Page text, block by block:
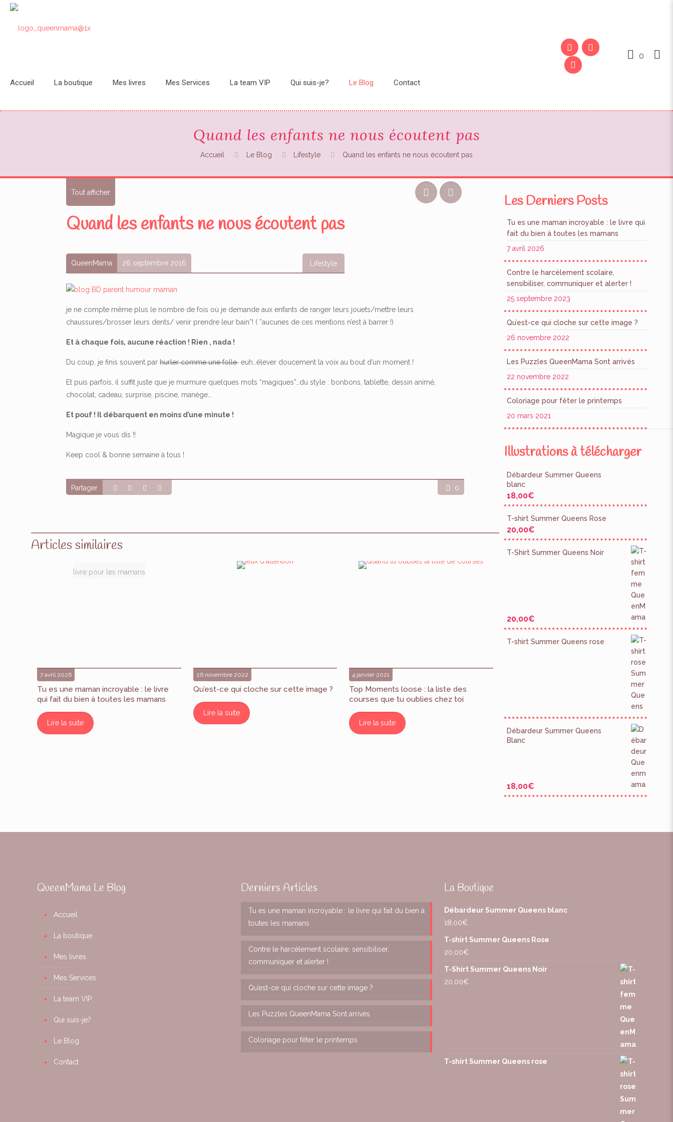
Accueil La boutique Mes livres Mes Services La team VIP Qui suis-je? Le Blog Contact
0
Quand les enfants ne nous écoutent pas
Accueil Le Blog Lifestyle Quand les enfants ne nous écoutent pas
Tout afficher
Quand les enfants ne nous écoutent pas
QueenMama 26 septembre 2016 Lifestyle
je ne compte même plus le nombre de fois où je demande aux enfants de ranger leurs jouets/mettre leurs
chaussures/brosser leurs dents/ venir prendre leur bain*! ( *aucunes de ces mentions n’est à barrer !)
Et à chaque fois, aucune réaction ! Rien , nada !
Du coup, je finis souvent par hurler comme une folle euh…élever doucement la voix au bout d’un moment !
Et puis parfois, il suffit juste que je murmure quelques mots “magiques”…du style : bonbons, tablette, dessin animé,
chocolat, cadeau, surprise, piscine, manège…
Et pouf ! Il débarquent en moins d’une minute !
Magique je vous dis !!
Keep cool & bonne semaine à tous !
Partager 0
Articles similaires
livre pour les mamans
7 avril 2026
Tu es une maman incroyable : le livre
qui fait du bien à toutes les mamans
Lire la suite
26 novembre 2022
Qu’est-ce qui cloche sur cette image ?
Lire la suite
4 janvier 2021
Top Moments loose : la liste des
courses que tu oublies chez toi
Lire la suite
Les Derniers Posts
Tu es une maman incroyable : le livre qui
fait du bien à toutes les mamans
7 avril 2026
Contre le harcèlement scolaire,
sensibiliser, communiquer et alerter !
25 septembre 2023
Qu’est-ce qui cloche sur cette image ?
26 novembre 2022
Les Puzzles QueenMama Sont arrivés
22 novembre 2022
Coloriage pour fêter le printemps
20 mars 2021
Illustrations à télécharger
Débardeur Summer Queens
blanc
18,00€
T-shirt Summer Queens Rose
20,00€
T-Shirt Summer Queens Noir
20,00€
T-shirt Summer Queens rose
Débardeur Summer Queens
Blanc
18,00€
QueenMama Le Blog
Accueil
La boutique
Mes livres
Mes Services
La team VIP
Qui suis-je?
Le Blog
Contact
Derniers Articles
Tu es une maman incroyable : le livre qui fait du bien à
toutes les mamans
Contre le harcèlement scolaire, sensibiliser,
communiquer et alerter !
Qu’est-ce qui cloche sur cette image ?
Les Puzzles QueenMama Sont arrivés
Coloriage pour fêter le printemps
La Boutique
Débardeur Summer Queens blanc
18,00€
T-shirt Summer Queens Rose
20,00€
T-Shirt Summer Queens Noir
20,00€
T-shirt Summer Queens rose